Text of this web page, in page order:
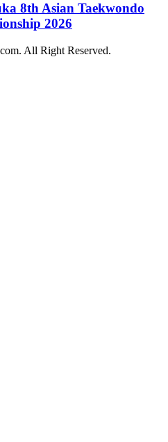
8th Asian Taekwondo
2026
All Right Reserved.